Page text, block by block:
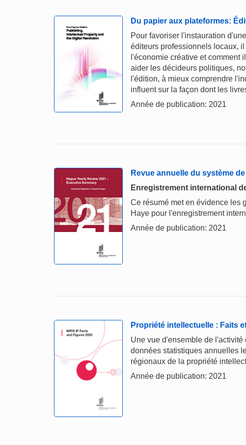
Du papier aux plateformes:
Pour favoriser l'instauration
éditeurs professionnels locaux,
l'économie créative et comment
aider les décideurs politiques,
l'édition, à mieux comprendre
influent sur la façon dont les
Année de publication: 2021
Revue annuelle du système
Enregistrement international
Ce résumé met en évidence les
Haye pour l'enregistrement
Année de publication: 2021
Propriété intellectuelle : Faits
Une vue d'ensemble de
données statistiques annuelles
régionaux de la propriété
Année de publication: 2021